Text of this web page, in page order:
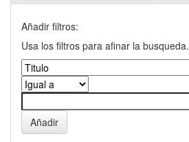
Añadir filtros:
Usa los filtros para afinar la busqueda.